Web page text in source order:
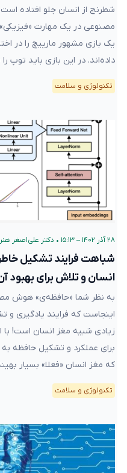
شطرنج از انسان جلو افتاده
مصنوعی در یک مهارت
یک بازی مشهور مارپیچ را در
داده‌اند. در این بازی باید توپ
تکنولوژی و سلامت
۲۸ آذر ۱۴۰۲ – ۱۵:۱۳ • دکتر علی‌اصغر
شباهت فرایند تشکیل
انسان و تلاش برای بهبود
به نظر شما «حافظه‌ی» هوش
اینجاست که فرایند یادگیری
زیادی شبیه مغز انسان است!
برای عملکرد و تشکیل حافظه به
که مغز انسان «فعلا» بسیار
تکنولوژی و سلامت